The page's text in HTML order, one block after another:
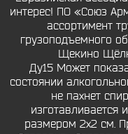
интерес! ПО «Союз
ассортимент
грузоподъемного
Щекино
Ду15 Может
состоянии
не пахнет
изготавливается
размером 2х2 см.